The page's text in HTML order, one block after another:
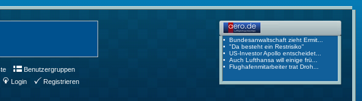
Benutzergruppen
Login Registrieren